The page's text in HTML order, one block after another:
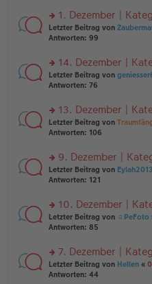
tr
a
g
e
n
er
tr
a
g
n
g
el
e
n
er
tr
a
g
rs
te
n
g
el
e
n
er
tr
a
g
1. Dezember |
Letzter Beitrag von
Antworten: 99
rs
te
n
g
el
e
n
er
tr
a
g
14. Dezember |
Letzter Beitrag von
Antworten: 76
rs
te
n
g
el
e
n
er
tr
a
g
13. Dezember |
Letzter Beitrag von
Antworten: 106
rs
te
n
g
el
e
n
er
9. Dezember |
Letzter Beitrag von Eylah2013
Antworten: 121
rs
te
n
g
el
10. Dezember |
Letzter Beitrag von
Antworten: 85
rs
te
7. Dezember |
Letzter Beitrag von Hellen «
Antworten: 44